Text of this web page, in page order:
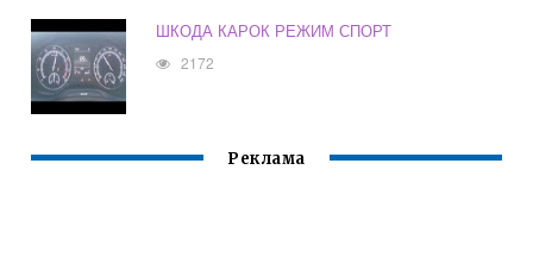
ШКОДА КАРОК РЕЖИМ СПОРТ
2172
Реклама